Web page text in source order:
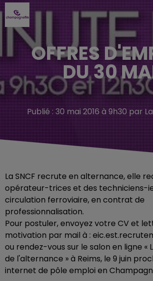
OFFRES
DU 30
Publié : 30 mai 2016 à 9h30 par
La SNCF recrute en alternance, elle
opérateur-trices et des techniciens-
circulation ferroviaire, en contrat de
professionnalisation.
Pour postuler, envoyez votre CV et
motivation par mail à :
ou rendez-vous sur le salon en ligne «
de l'alternance » à Reims, le 9 juin
internet de pôle emploi en